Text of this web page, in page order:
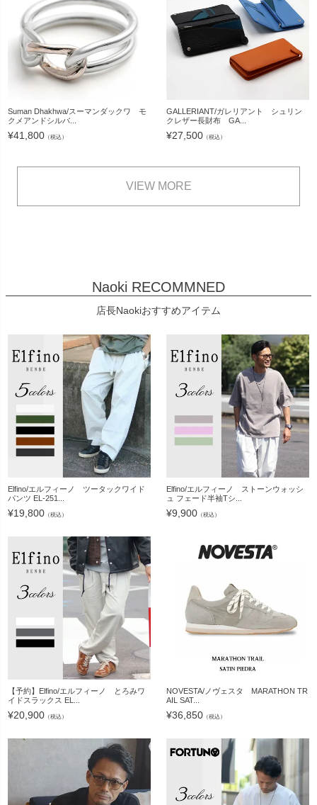
Suman Dhakhwa/スーマンダックワ モ
クメアンドシルバ...
¥41,800 （税込）
GALLERIANT/ガレリアント シュリン
クレザー長財布 GA...
¥27,500 （税込）
VIEW MORE
Naoki RECOMMNED
店長Naokiおすすめアイテム
Elfino/エルフィーノ ツータックワイド
パンツ EL-251...
¥19,800 （税込）
Elfino/エルフィーノ ストーンウォッシ
ュ フェード半袖Tシ...
¥9,900 （税込）
【予約】Elfino/エルフィーノ とろみワ
イドスラックス EL...
¥20,900 （税込）
NOVESTA/ノヴェスタ MARATHON TR
AIL SAT...
¥36,850 （税込）